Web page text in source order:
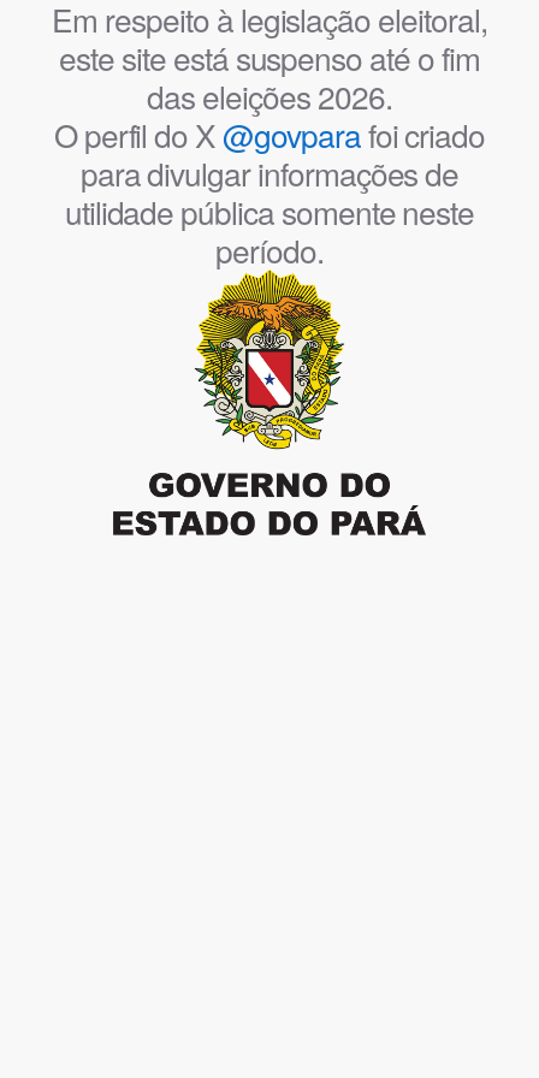
Em respeito à legislação eleitoral,
este site está suspenso até o fim
das eleições 2026.
O perfil do X@govparafoi criado
para divulgar informações de
utilidade pública somente neste
período.